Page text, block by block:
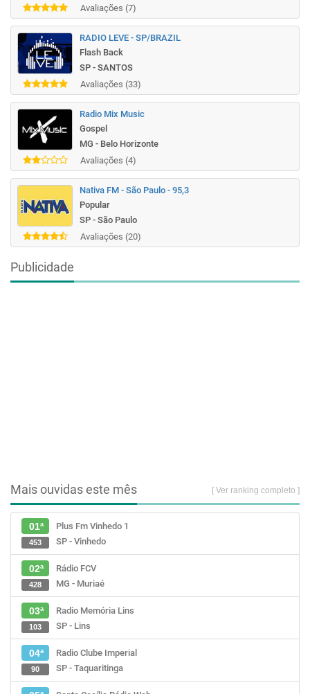
Avaliações (7)
RADIO LEVE - SP/BRAZIL
Flash Back
SP - SANTOS
Avaliações (33)
Radio Mix Music
Gospel
MG - Belo Horizonte
Avaliações (4)
Nativa FM - São Paulo - 95,3
Popular
SP - São Paulo
Avaliações (20)
Publicidade
Mais ouvidas este mês [ Ver ranking completo ]
01ª
Plus Fm Vinhedo 1
SP - Vinhedo
453
02ª
Rádio FCV
MG - Muriaé
428
03ª
Radio Memória Lins
SP - Lins
103
04ª
Radio Clube Imperial
SP - Taquaritinga
90